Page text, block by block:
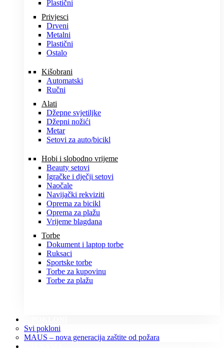
Plastični
Privjesci
Drveni
Metalni
Plastični
Ostalo
Kišobrani
Automatski
Ručni
Alati
Džepne svjetiljke
Džepni nožići
Metar
Setovi za auto/bicikl
Hobi i slobodno vrijeme
Beauty setovi
Igračke i dječji setovi
Naočale
Navijački rekviziti
Oprema za bicikl
Oprema za plažu
Vrijeme blagdana
Torbe
Dokument i laptop torbe
Ruksaci
Sportske torbe
Torbe za kupovinu
Torbe za plažu
Svi pokloni
MAUS – nova generacija zaštite od požara